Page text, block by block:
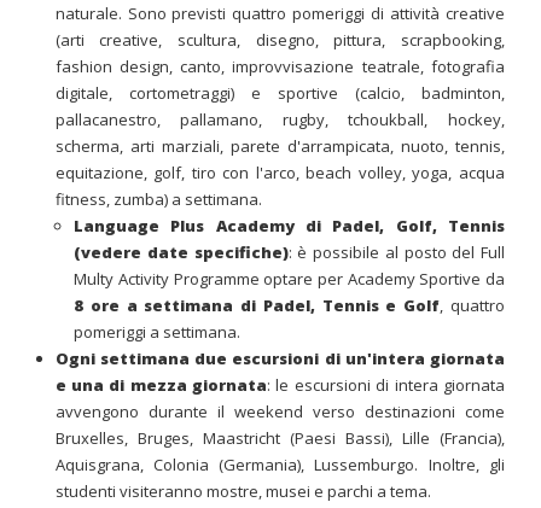
naturale. Sono previsti quattro pomeriggi di attività creative
(arti creative, scultura, disegno, pittura, scrapbooking,
fashion design, canto, improvvisazione teatrale, fotografia
digitale, cortometraggi) e sportive (calcio, badminton,
pallacanestro, pallamano, rugby, tchoukball, hockey,
scherma, arti marziali, parete d'arrampicata, nuoto, tennis,
equitazione, golf, tiro con l'arco, beach volley, yoga, acqua
fitness, zumba) a settimana.
Language Plus Academy di Padel, Golf, Tennis
(vedere date specifiche): è possibile al posto del Full
Multy Activity Programme optare per Academy Sportive da
8 ore a settimana di Padel, Tennis e Golf, quattro
pomeriggi a settimana.
Ogni settimana due escursioni di un'intera giornata
e una di mezza giornata: le escursioni di intera giornata
avvengono durante il weekend verso destinazioni come
Bruxelles, Bruges, Maastricht (Paesi Bassi), Lille (Francia),
Aquisgrana, Colonia (Germania), Lussemburgo. Inoltre, gli
studenti visiteranno mostre, musei e parchi a tema.